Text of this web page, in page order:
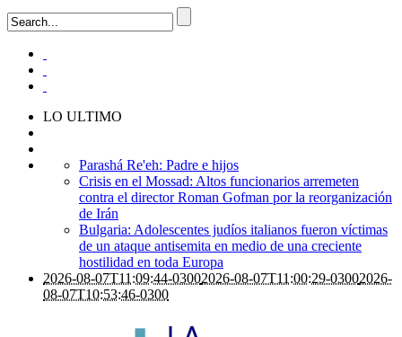
LO ULTIMO
Parashá Re'eh: Padre e hijos
Crisis en el Mossad: Altos funcionarios arremeten
contra el director Roman Gofman por la reorganización
de Irán
Bulgaria: Adolescentes judíos italianos fueron víctimas
de un ataque antisemita en medio de una creciente
hostilidad en toda Europa
2026-08-07T11:09:44-03002026-08-07T11:00:29-03002026-
08-07T10:53:46-0300